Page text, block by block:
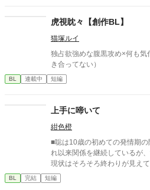
虎視眈々【創作BL】
猫塚ルイ
独占欲強めな腹黒攻め×何も
き合ってない）
BL 連載中 短編
上手に啼いて
紺色橙
■聡は10歳の初めての発情期
れ以来関係を継続しているが
現状はそろそろ終わりが見え
定。■『それは愛か本能か』
し。
BL 完結 短編